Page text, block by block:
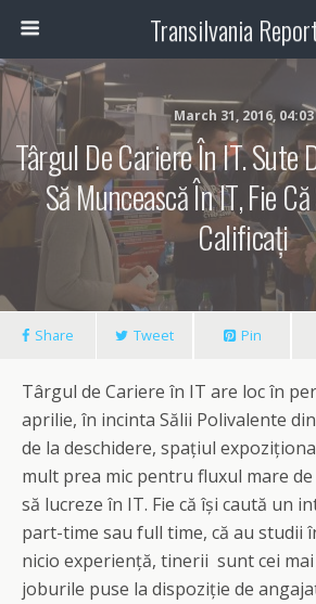
Transilvania
March 31, 2016, 04:03
Târgul De Cariere În IT. Sute
Să Muncească În IT, Fie
Calificați
Share Tweet Pin
Târgul de Cariere în IT are loc în
aprilie, în incinta Sălii Polivalente
de la deschidere, spațiul
mult prea mic pentru fluxul mare
să lucreze în IT. Fie că își caută un
part-time sau full time, că au studii
nicio experiență, tinerii sunt cei
joburile puse la dispoziție de